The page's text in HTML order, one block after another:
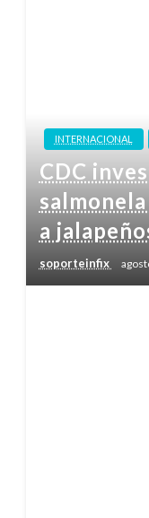
INTERNACIONAL
CDC
a
soporteinfix